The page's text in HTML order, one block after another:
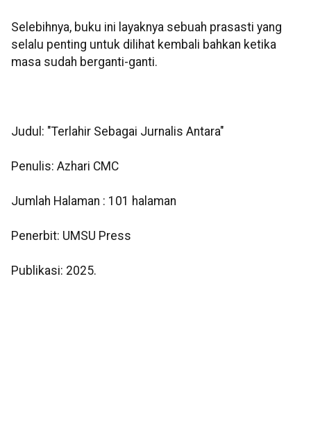
Selebihnya, buku ini layaknya sebuah prasasti yang
selalu penting untuk dilihat kembali bahkan ketika
masa sudah berganti-ganti.
Judul: "Terlahir Sebagai Jurnalis Antara"
Penulis: Azhari CMC
Jumlah Halaman : 101 halaman
Penerbit: UMSU Press
Publikasi: 2025.